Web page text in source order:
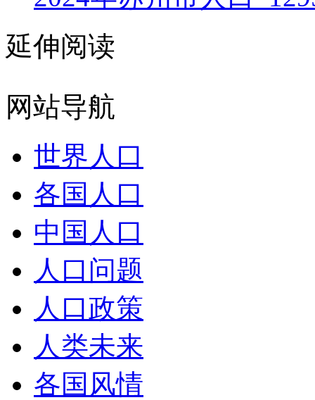
延伸阅读
网站导航
世界人口
各国人口
中国人口
人口问题
人口政策
人类未来
各国风情